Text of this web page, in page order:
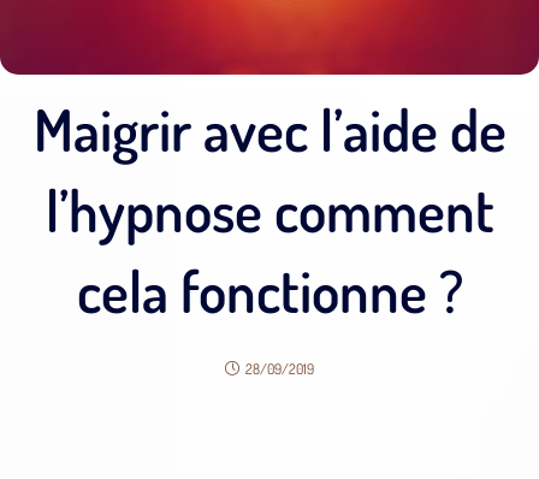
Maigrir avec l’aide de
l’hypnose comment
cela fonctionne ?
28/09/2019